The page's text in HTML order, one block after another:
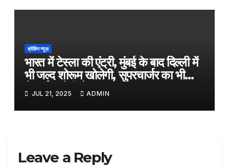
ब्रेकिंग न्यूज़
भारत में टेस्ला की एंट्री, मुंबई के बाद दिल्ली में
भी जल्द शोरूम खोलेगी, सुपरचार्जर का भी
नेटवर्क करेगी तैयार
JUL 21, 2025 ADMIN
Leave a Reply